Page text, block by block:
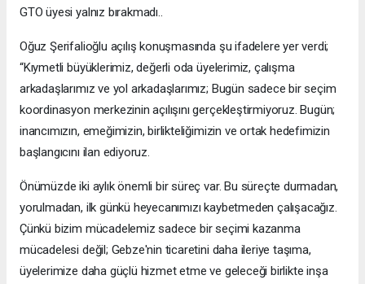
GTO üyesi yalnız bırakmadı..
Oğuz Şerifalioğlu açılış konuşmasında şu ifadelere yer verdi;
“Kıymetli büyüklerimiz, değerli oda üyelerimiz, çalışma
arkadaşlarımız ve yol arkadaşlarımız; Bugün sadece bir seçim
koordinasyon merkezinin açılışını gerçekleştirmiyoruz. Bugün;
inancımızın, emeğimizin, birlikteliğimizin ve ortak hedefimizin
başlangıcını ilan ediyoruz.
Önümüzde iki aylık önemli bir süreç var. Bu süreçte durmadan,
yorulmadan, ilk günkü heyecanımızı kaybetmeden çalışacağız.
Çünkü bizim mücadelemiz sadece bir seçimi kazanma
mücadelesi değil; Gebze'nin ticaretini daha ileriye taşıma,
üyelerimize daha güçlü hizmet etme ve geleceği birlikte inşa